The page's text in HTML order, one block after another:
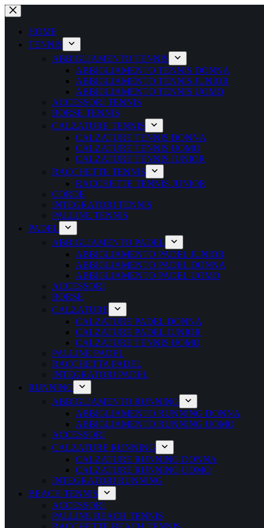
Salta
al
contenutoHOME
TENNIS
ABBIGLIAMENTO TENNIS
ABBIGLIAMENTO TENNIS DONNA
ABBIGLIAMENTO TENNIS JUNIOR
ABBIGLIAMENTO TENNIS UOMO
ACCESSORI TENNIS
BORSE TENNIS
CALZATURE TENNIS
CALZATURE TENNIS DONNA
CALZATURE TENNIS UOMO
CALZATURE TENNIS JUNIOR
RACCHETTE TENNIS
RACCHETTE TENNIS JUNIOR
CORDE
INTEGRATORI TENNIS
PALLINE TENNIS
PADEL
ABBIGLIAMENTO PADEL
ABBIGLIAMENTO PADEL JUNIOR
ABBIGLIAMENTO PADEL DONNA
ABBIGLIAMENTO PADEL UOMO
ACCESSORI
BORSE
CALZATURE
CALZATURE PADEL DONNA
CALZATURE PADEL JUNIOR
CALZATURE TENNIS UOMO
PALLINE PADEL
RACCHETTA PADEL
INTEGRATORI PADEL
RUNNING
ABBIGLIAMENTO RUNNING
ABBIGLIAMENTO RUNNING DONNA
ABBIGLIAMENTO RUNNING UOMO
ACCESSORI
CALZATURE RUNNING
CALZATURE RUNNING DONNA
CALZATURE RUNNING UOMO
INTEGRATORI RUNNING
BEACH TENNIS
ACCESSORI
PALLINE BEACH TENNIS